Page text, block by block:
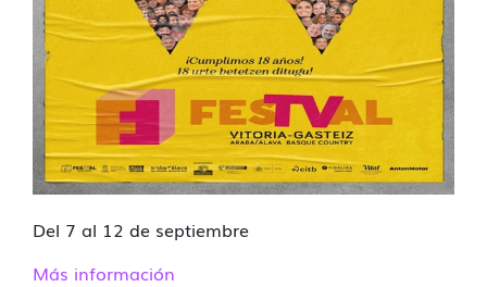
Del 7 al 12 de septiembre
Más información